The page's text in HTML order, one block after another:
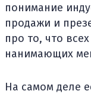
понимание
продажи и
про то, что
нанимающих
На самом деле